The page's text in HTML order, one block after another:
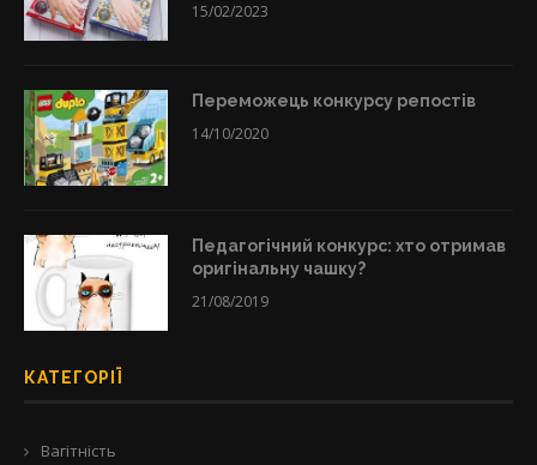
15/02/2023
Переможець конкурсу репостів
14/10/2020
Педагогічний конкурс: хто отримав
оригінальну чашку?
21/08/2019
КАТЕГОРІЇ
Вагітність